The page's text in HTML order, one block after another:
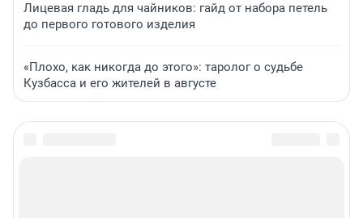
Лицевая гладь для чайников: гайд от набора петель
до первого готового изделия
«Плохо, как никогда до этого»: таролог о судьбе
Кузбасса и его жителей в августе